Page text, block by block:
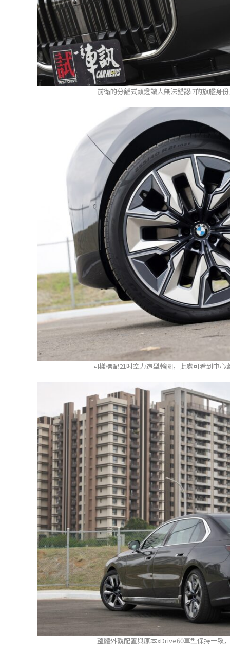
前衛的分離式頭燈讓人無法錯認i7的旗艦身
同樣標配21吋空力造型輪圈，此處可看到中
整體外觀配置與原本xDrive60車型保持一致